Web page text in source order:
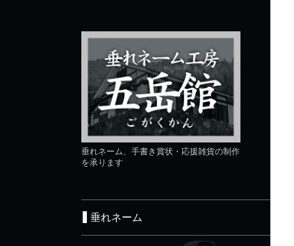
垂れネーム、手書き賞状・応援雑貨の制作
を承ります
垂れネーム